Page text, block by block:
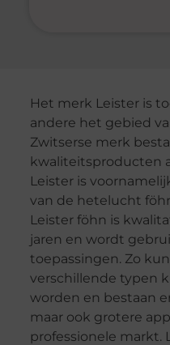
Het merk Leister is
andere het gebied
Zwitserse merk
kwaliteitsproducten
Leister is
van de hetelucht
Leister föhn is
jaren en wordt
toepassingen. Zo
verschillende typen
worden en bestaan
maar ook grotere
professionele markt.